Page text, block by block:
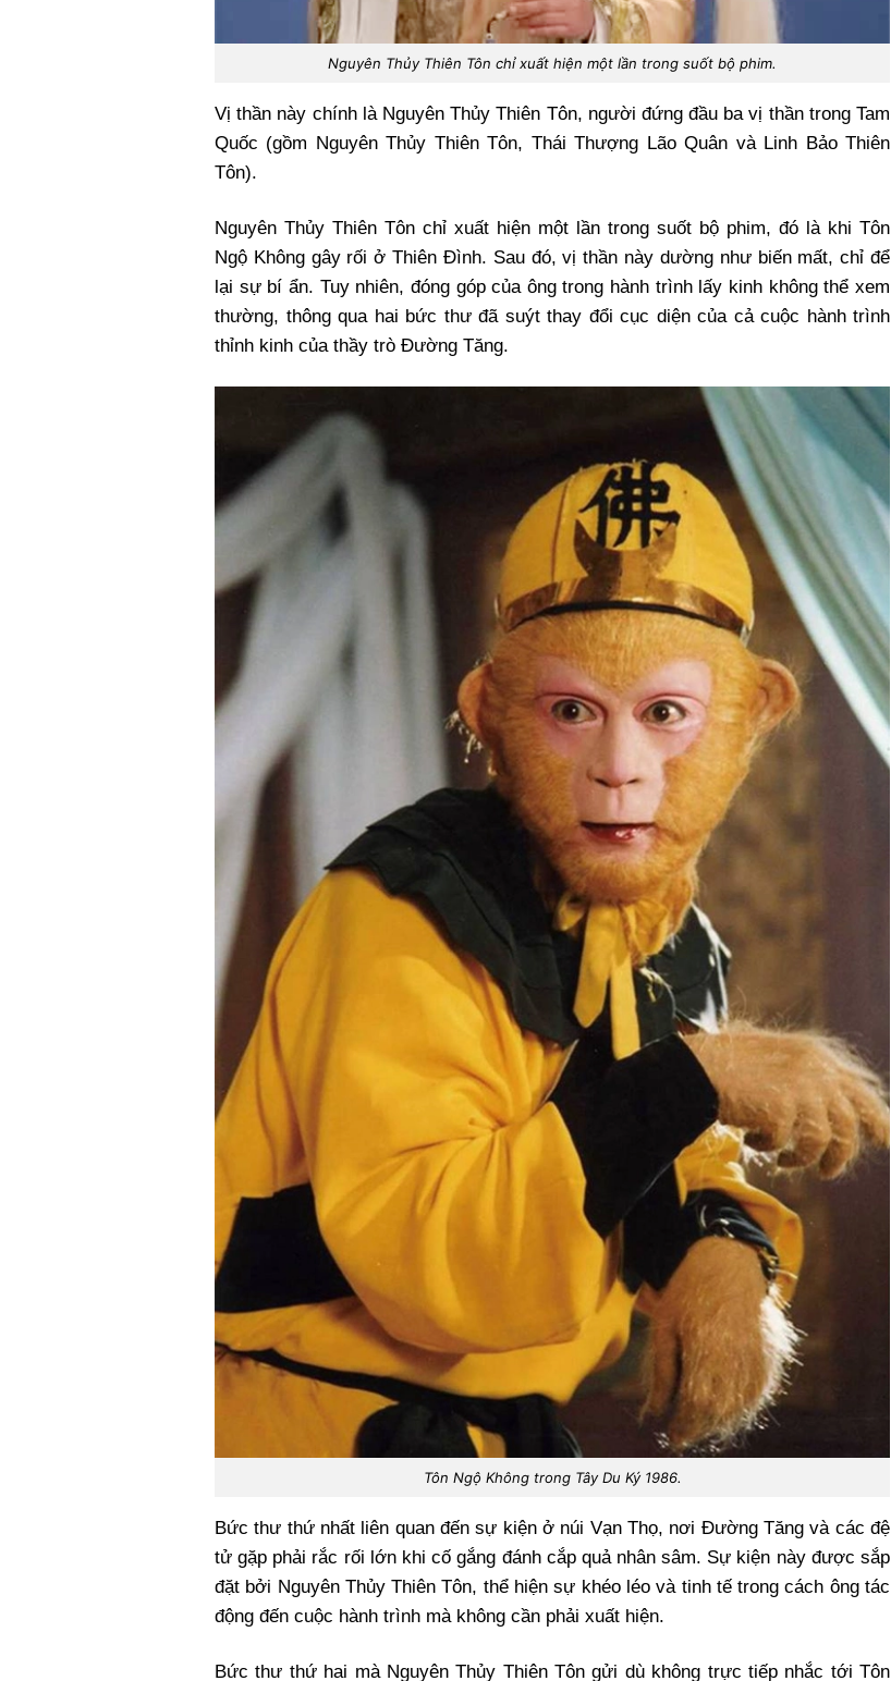
Nguyên Thủy Thiên Tôn chỉ xuất hiện một lần trong suốt bộ phim.
Vị thần này chính là Nguyên Thủy Thiên Tôn, người đứng đầu ba vị thần trong Tam
Quốc (gồm Nguyên Thủy Thiên Tôn, Thái Thượng Lão Quân và Linh Bảo Thiên
Tôn).
Nguyên Thủy Thiên Tôn chỉ xuất hiện một lần trong suốt bộ phim, đó là khi Tôn
Ngộ Không gây rối ở Thiên Đình. Sau đó, vị thần này dường như biến mất, chỉ để
lại sự bí ẩn. Tuy nhiên, đóng góp của ông trong hành trình lấy kinh không thể xem
thường, thông qua hai bức thư đã suýt thay đổi cục diện của cả cuộc hành trình
thỉnh kinh của thầy trò Đường Tăng.
Tôn Ngộ Không trong Tây Du Ký 1986.
Bức thư thứ nhất liên quan đến sự kiện ở núi Vạn Thọ, nơi Đường Tăng và các đệ
tử gặp phải rắc rối lớn khi cố gắng đánh cắp quả nhân sâm. Sự kiện này được sắp
đặt bởi Nguyên Thủy Thiên Tôn, thể hiện sự khéo léo và tinh tế trong cách ông tác
động đến cuộc hành trình mà không cần phải xuất hiện.
Bức thư thứ hai mà Nguyên Thủy Thiên Tôn gửi dù không trực tiếp nhắc tới Tôn